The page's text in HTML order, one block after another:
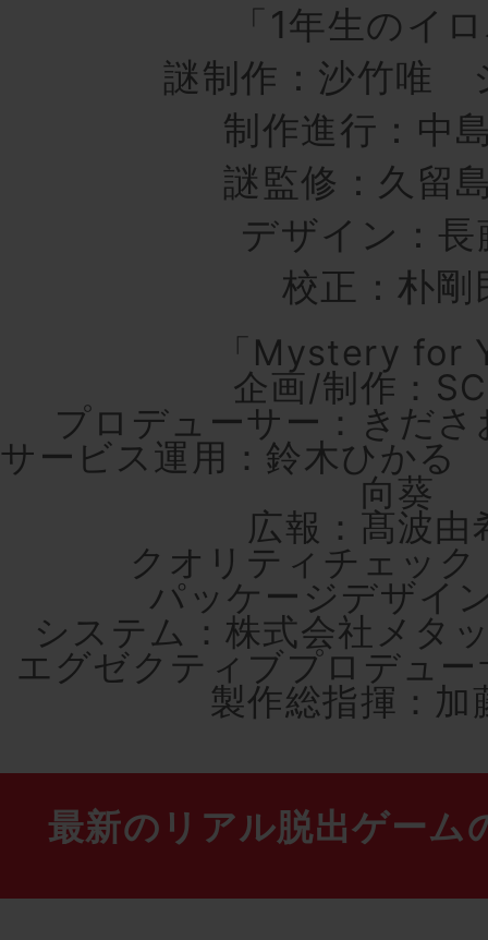
「1年生のイ
謎制作：沙竹唯
制作進行：中
謎監修：久留
デザイン：長
校正：朴剛
「Mystery for
企画/制作：
プロデューサー：きだ
サービス運用：鈴木ひか
向葵
広報：髙波由
クオリティチェック
パッケージデザイ
システム：株式会社メタ
エグゼクティブプロデュ
製作総指揮：加
最新のリアル脱出ゲーム